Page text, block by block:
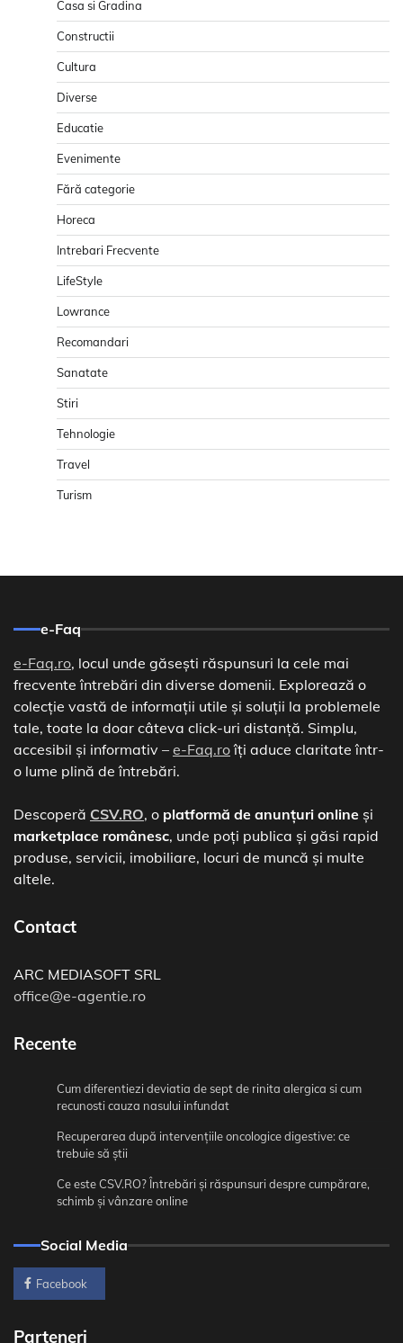
Casa si Gradina
Constructii
Cultura
Diverse
Educatie
Evenimente
Fără categorie
Horeca
Intrebari Frecvente
LifeStyle
Lowrance
Recomandari
Sanatate
Stiri
Tehnologie
Travel
Turism
e-Faq
e-Faq.ro, locul unde găsești răspunsuri la cele mai
frecvente întrebări din diverse domenii. Explorează o
colecție vastă de informații utile și soluții la problemele
tale, toate la doar câteva click-uri distanță. Simplu,
accesibil și informativ – e-Faq.roîți aduce claritate într-
o lume plină de întrebări.
Descoperă CSV.RO, o platformă de anunțuri online și
marketplace românesc, unde poți publica și găsi rapid
produse, servicii, imobiliare, locuri de muncă și multe
altele.
Contact
ARC MEDIASOFT SRL
office@e-agentie.ro
Recente
Cum diferentiezi deviatia de sept de rinita alergica si cum
recunosti cauza nasului infundat
Recuperarea după intervențiile oncologice digestive: ce
trebuie să știi
Ce este CSV.RO? Întrebări și răspunsuri despre cumpărare,
schimb și vânzare online
Social Media
Facebook
Parteneri